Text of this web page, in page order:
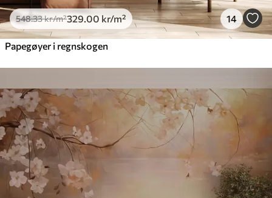
548.33kr/m²329 .00 kr/m² 14
Papegøyer i regnskogen